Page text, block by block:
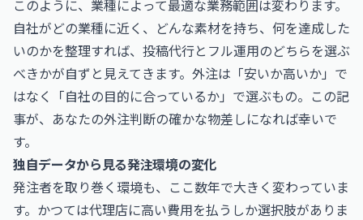
このように、業種によって最適な業務範囲は変わります。
自社がどの業種に近く、どんな素材を持ち、何を達成した
いのかを整理すれば、投稿代行とフル運用のどちらを選ぶ
べきかが自ずと見えてきます。外注は「安いか高いか」で
はなく「自社の目的に合っているか」で選ぶもの。この記
事が、あなたの外注判断の確かな物差しになれば幸いで
す。
独自データから見る発注環境の変化
発注者を取り巻く環境も、ここ数年で大きく変わっていま
す。かつては代理店に高い費用を払うしか選択肢がありま